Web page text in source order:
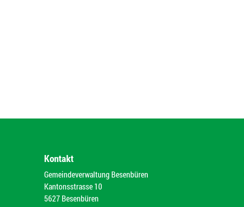
Kontakt
Gemeindeverwaltung Besenbüren
Kantonsstrasse 10
5627 Besenbüren